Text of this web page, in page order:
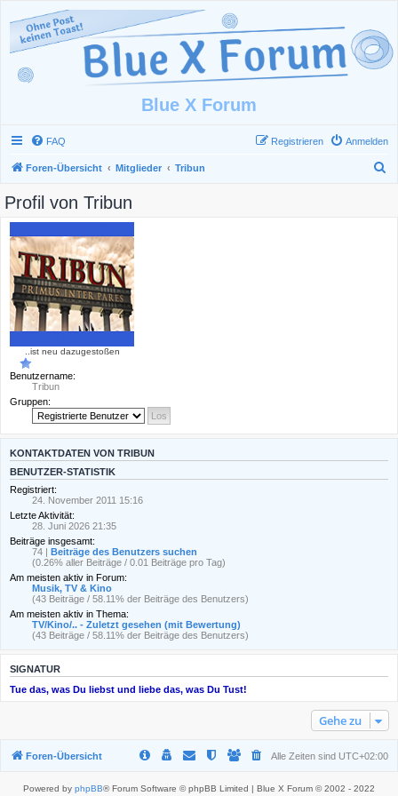
Blue X Forum
FAQ Anmelden
Registrieren
Foren-Übersicht Mitglieder Tribun
Profil von Tribun
..ist neu dazugestoßen
Benutzername:
Tribun
Gruppen:
KONTAKTDATEN VON TRIBUN
BENUTZER-STATISTIK
Registriert:
24. November 2011 15:16
Letzte Aktivität:
28. Juni 2026 21:35
Beiträge insgesamt:
74 | Beiträge des Benutzers suchen
(0.26% aller Beiträge / 0.01 Beiträge pro Tag)
Am meisten aktiv in Forum:
Musik, TV & Kino
(43 Beiträge / 58.11% der Beiträge des Benutzers)
Am meisten aktiv in Thema:
TV/Kino/.. - Zuletzt gesehen (mit Bewertung)
(43 Beiträge / 58.11% der Beiträge des Benutzers)
SIGNATUR
Tue das, was Du liebst und liebe das, was Du Tust!
Gehe zu
Foren-Übersicht Alle Zeiten sind UTC+02:00
Powered by phpBB® Forum Software © phpBB Limited | Blue X Forum © 2002 - 2022